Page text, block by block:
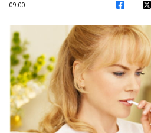
09:00